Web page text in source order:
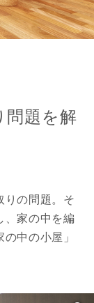
問題を解
りの問題。そ
、家の中を編
中の小屋」